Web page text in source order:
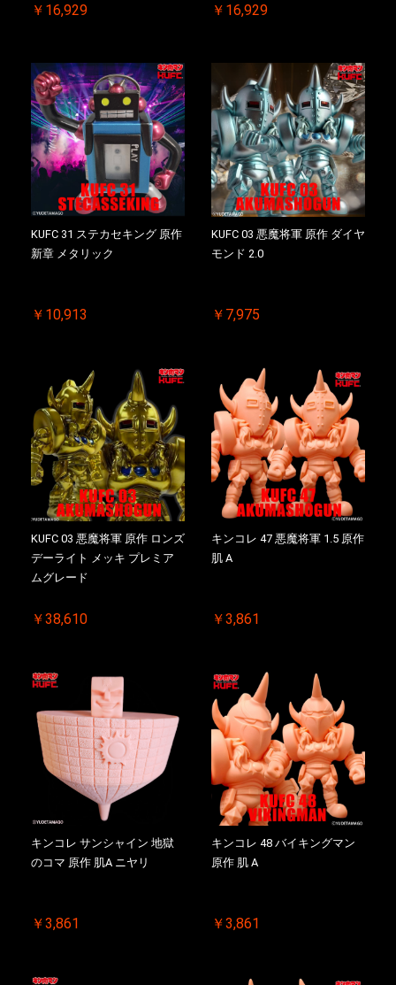
2.0 初回シリアルNO.入 ケース
￥16,929
マン 初回シリアルNO.入 ケー
￥16,929
KUFC 31 ステカセキング 原作
新章 メタリック
￥10,913
KUFC 03 悪魔将軍 原作 ダイヤ
モンド 2.0
￥7,975
KUFC 03 悪魔将軍 原作 ロンズ
デーライト メッキ プレミア
ムグレード
￥38,610
キンコレ 47 悪魔将軍 1.5 原作
肌 A
￥3,861
キンコレ サンシャイン 地獄
のコマ 原作 肌A ニヤリ
￥3,861
キンコレ 48 バイキングマン
原作 肌 A
￥3,861